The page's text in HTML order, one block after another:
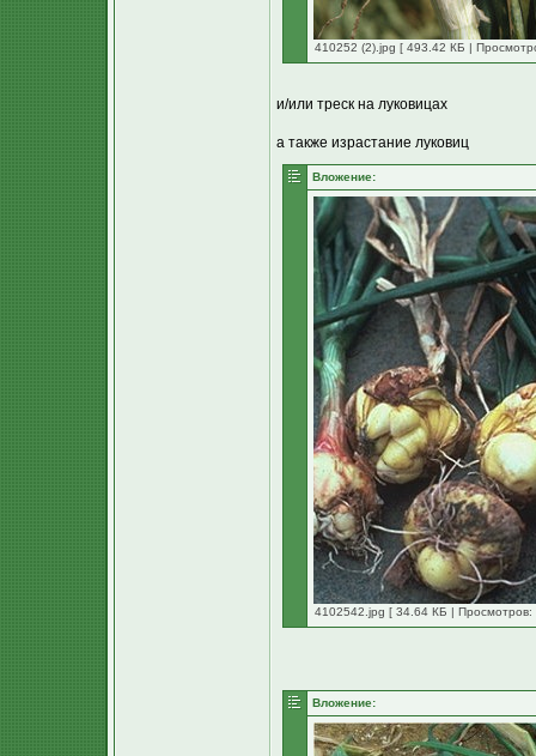
410252 (2).jpg [ 493.42 КБ |
и/или треск на луковицах
а также израстание луковиц
Вложение:
4102542.jpg [ 34.64 КБ | Просмотров:
Вложение: